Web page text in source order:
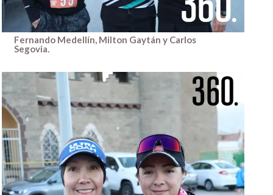
Fernando Medellín, Milton Gaytán y Carlos
Segovia.